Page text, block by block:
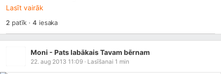
Lasīt vairāk
2 patīk ·4 iesaka
Moni - Pats labākais Tavam bērnam
22. aug 2013 11:09 · Lasīšanai 1 min